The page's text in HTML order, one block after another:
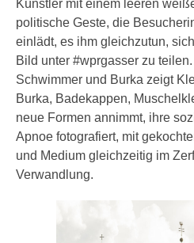
Künstler mit einem leeren
politische Geste, die
einlädt, es ihm gleichzutun,
Bild unter #wprgasser zu
Schwimmer und Burka zeigt
Burka, Badekappen,
neue Formen annimmt, ihre
Apnoe fotografiert, mit
und Medium gleichzeitig im
Verwandlung.